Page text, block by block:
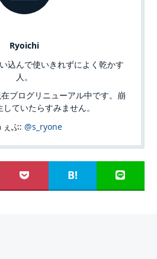
Ryoichi
込んで使いきれずによく乾かす
人。
ブログリニューアル中です。崩
ていたらすみません。
ぇぶ: @s_ryone
B!